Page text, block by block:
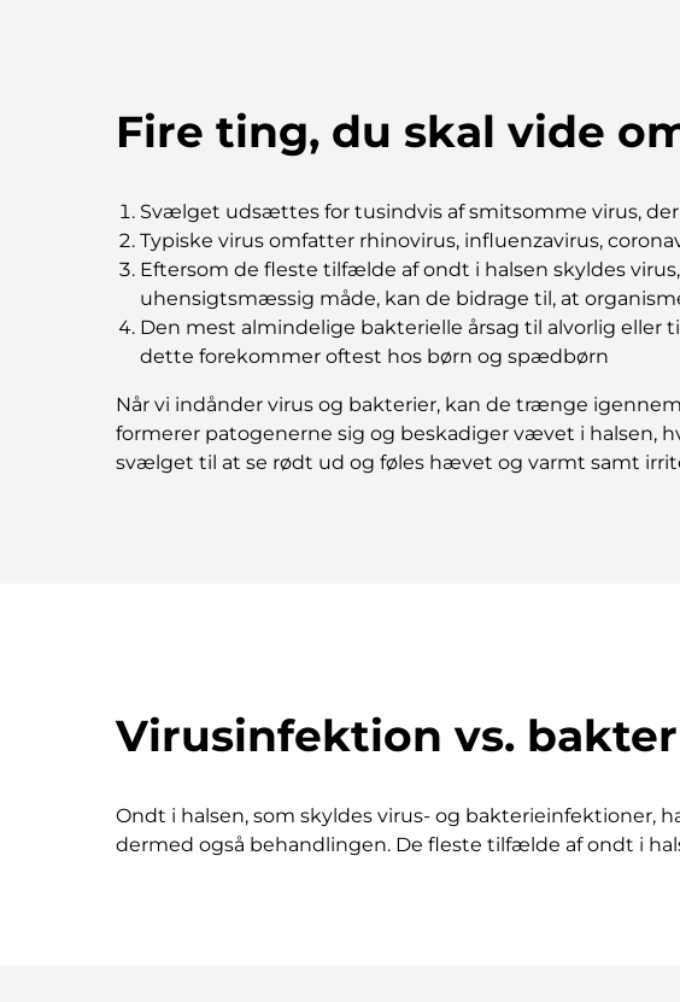
Fire ting, du skal vide
Svælget udsættes for tusindvis af smitsomme virus,
Typiske virus omfatter rhinovirus, influenzavirus,
Eftersom de fleste tilfælde af ondt i halsen skyldes
uhensigtsmæssig måde, kan de bidrage til, at
Den mest almindelige bakterielle årsag til alvorlig eller
dette forekommer oftest hos børn og spædbørn
Når vi indånder virus og bakterier, kan de trænge
formerer patogenerne sig og beskadiger vævet i halsen,
svælget til at se rødt ud og føles hævet og varmt samt
Virusinfektion vs.
Ondt i halsen, som skyldes virus- og bakterieinfektioner,
dermed også behandlingen. De fleste tilfælde af ondt i